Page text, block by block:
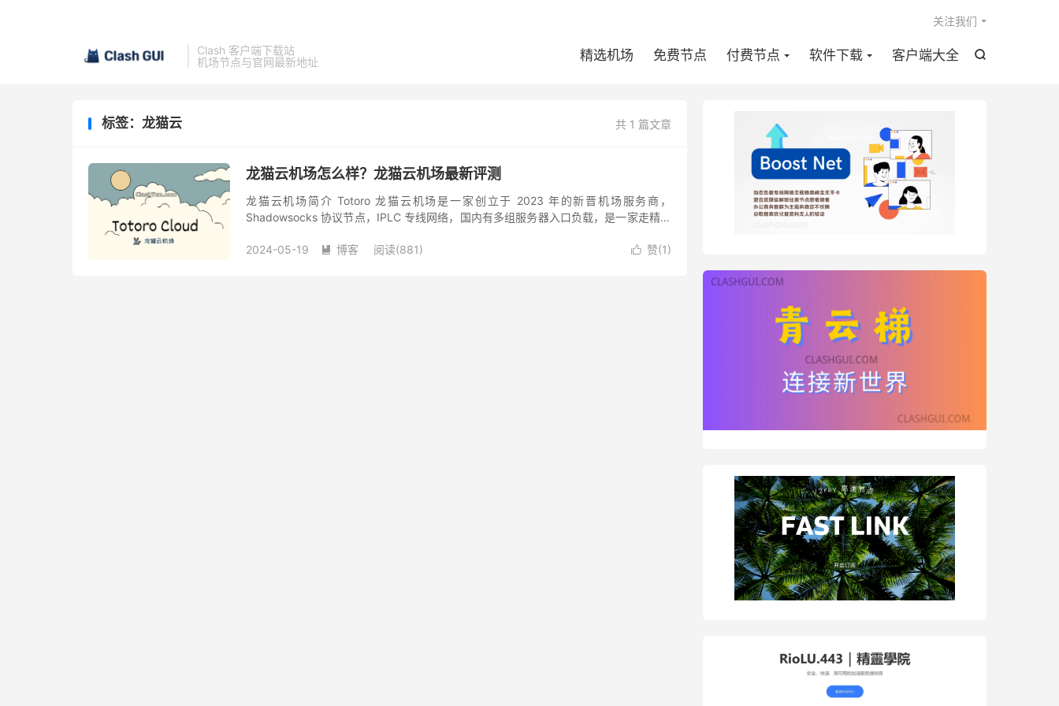
Clash 客户端下载站
机场节点与官网最新地址

精选机场 免费节点 付费节点 软件下载 客户端大全
关注我们
共 1 篇文章
标签：龙猫云
龙猫云机场怎么样？龙猫云机场最新评测
龙猫云机场简介 Totoro 龙猫云机场是一家创立于 2023 年的新晋机场服务商，
Shadowsocks 协议节点，IPLC 专线网络，国内有多组服务器入口负载，是一家走精品
 赞(1)
2024-05-19  博客 阅读(881)